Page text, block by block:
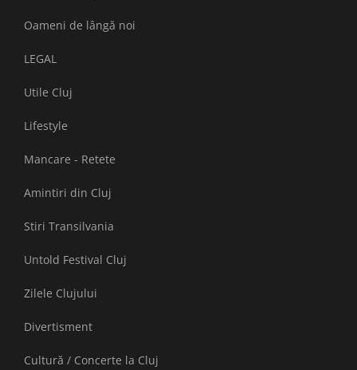
Oameni de lângă noi
LEGAL
Utile Cluj
Lifestyle
Mancare - Retete
Amintiri din Cluj
Stiri Transilvania
Untold Festival Cluj
Zilele Clujului
Divertisment
Cultură / Concerte la Cluj